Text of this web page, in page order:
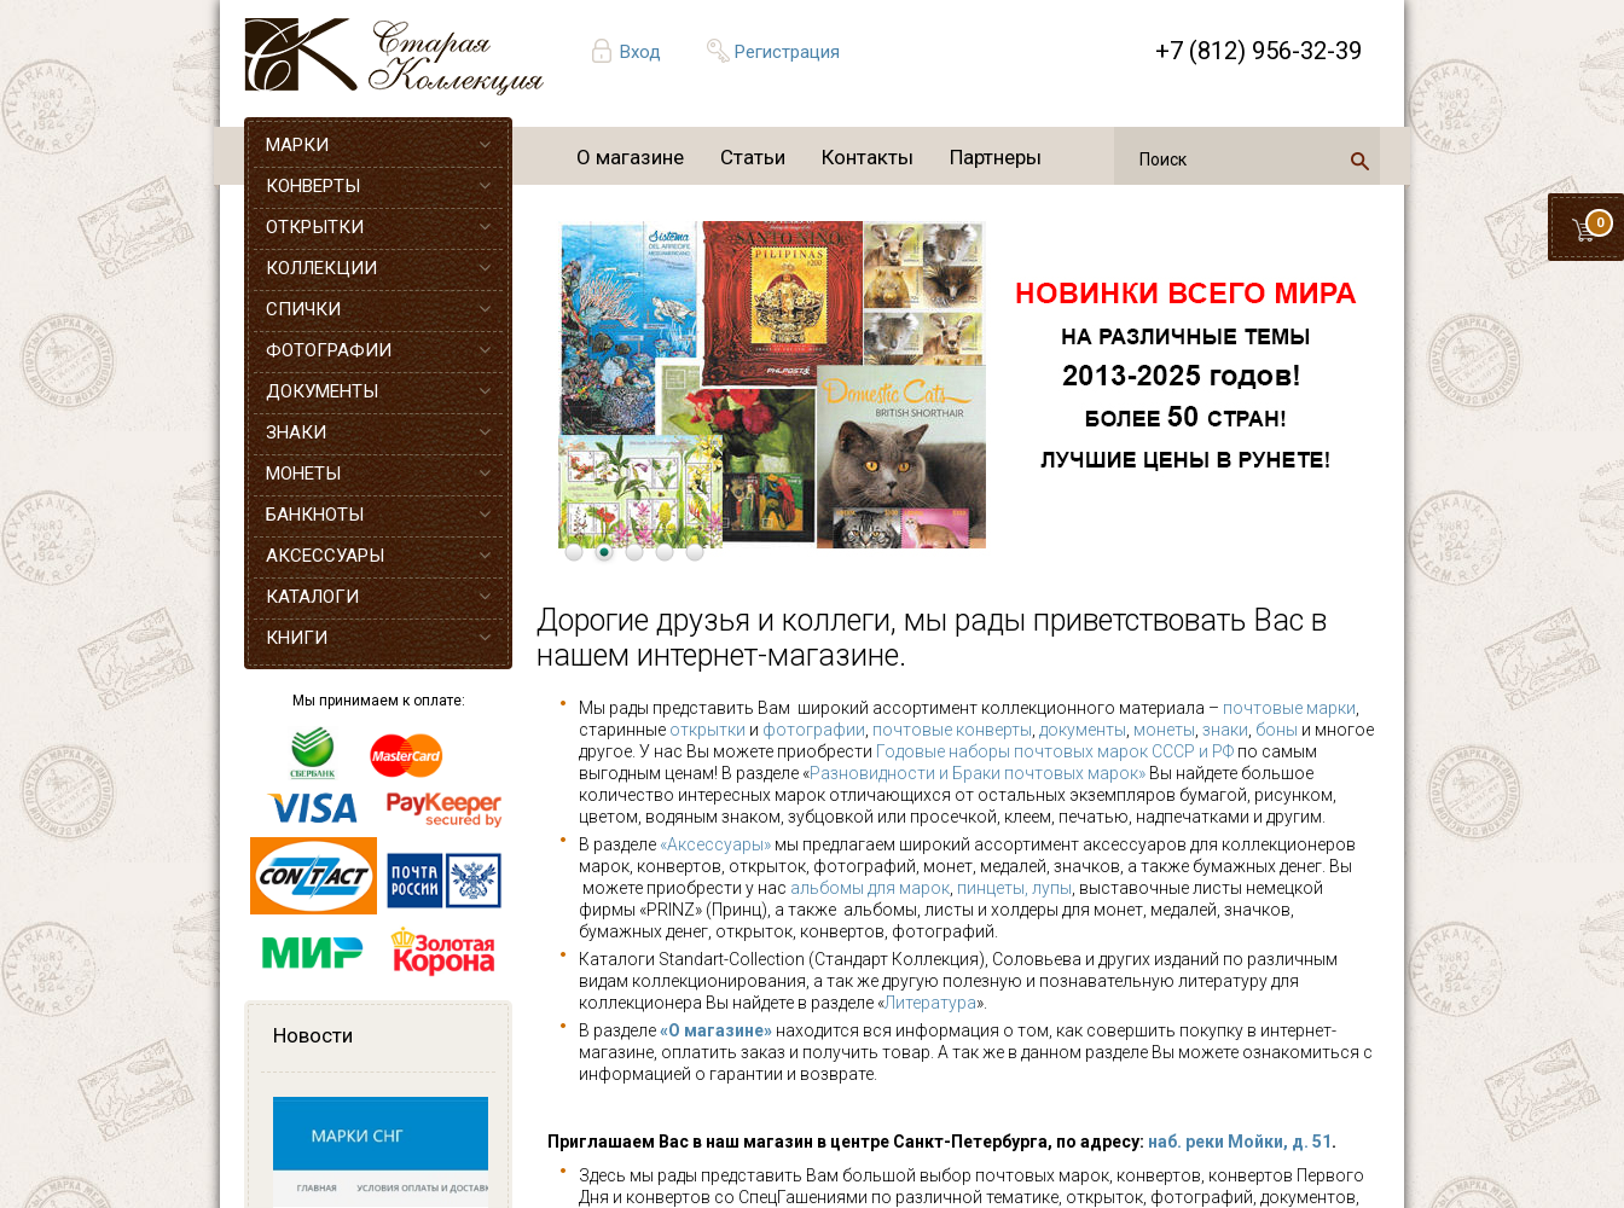
Вход Регистрация +7 (812) 956-32-39
0
О магазине Статьи Контакты Партнеры
МАРКИ
КОНВЕРТЫ
ОТКРЫТКИ
КОЛЛЕКЦИИ
СПИЧКИ
ФОТОГРАФИИ
ДОКУМЕНТЫ
ЗНАКИ
МОНЕТЫ
БАНКНОТЫ
АКСЕССУАРЫ
КАТАЛОГИ
КНИГИ
Мы принимаем к оплате:
Новости
Дорогие друзья и коллеги, мы рады приветствовать Вас в
нашем интернет-магазине.
Мы рады представить Вам широкий ассортимент коллекционного материала – почтовые марки
старинные открытки и фотографии почтовые конверты документы монеты знаки боны и многое
другое. У нас Вы можете приобрести Годовые наборы почтовых марок СССР и РФ по самым
выгодным ценам! В разделе «Разновидности и Браки почтовых марок» Вы найдете большое
количество интересных марок отличающихся от остальных экземпляров бумагой, рисунком,
цветом, водяным знаком, зубцовкой или просечкой, клеем, печатью, надпечатками и другим.
В разделе «Аксессуары» мы предлагаем широкий ассортимент аксессуаров для коллекционеров
марок, конвертов, открыток, фотографий, монет, медалей, значков, а также бумажных денег. Вы
можете приобрести у нас альбомы для марок пинцеты, лупы , выставочные листы немецкой
фирмы «PRINZ» (Принц), а также альбомы, листы и холдеры для монет, медалей, значков,
бумажных денег, открыток, конвертов, фотографий.
Каталоги Standart-Collection (Стандарт Коллекция), Соловьева и других изданий по различным
видам коллекционирования, а так же другую полезную и познавательную литературу для
коллекционера Вы найдете в разделе «Литература».
В разделе«О магазине» находится вся информация о том, как совершить покупку в интернет-
магазине, оплатить заказ и получить товар. А так же в данном разделе Вы можете ознакомиться с
информацией о гарантии и возврате.
Приглашаем Вас в наш магазин в центре Санкт-Петербурга, по адресу: наб. реки Мойки, д. 51 .
Здесь мы рады представить Вам большой выбор почтовых марок, конвертов, конвертов Первого
Дня и конвертов со СпецГашениями по различной тематике, открыток, фотографий, документов,